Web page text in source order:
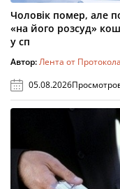
Чоловік помер, але
«на його розсуд»
у сп
Автор:Лента от Протокола
05.08.2026